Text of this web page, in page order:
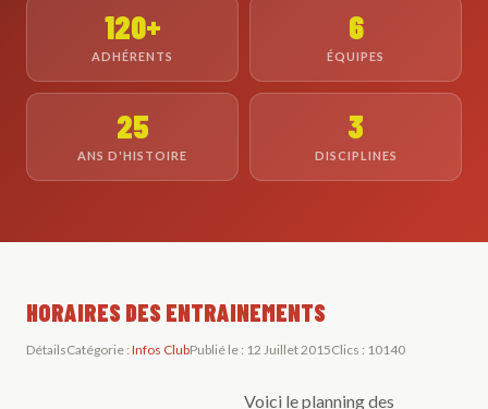
120+
ADHÉRENTS
6
ÉQUIPES
25
ANS D'HISTOIRE
3
DISCIPLINES
HORAIRES DES ENTRAINEMENTS
DétailsCatégorie : Infos ClubPublié le : 12 Juillet 2015Clics : 10140
Voici le planning des